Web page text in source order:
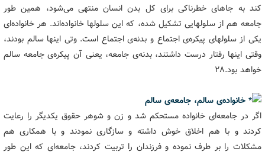
کند به جاهای خطرناکی برای کل بدن انسان منتهی می‌شود، همین طور
جامعه هم از سلولهایی تشکیل شده، که این سلولها خانواده‌اند. هر خانواده‌ای
یکی از سلولهای پیکره‌ی اجتماع و بدنه‌ی اجتماع است. وتی اینها سالم بودند،
وقتی اینها رفتار درست داشتند، بدنه‌ی جامعه، یعنی آن پیکره‌ی جامعه سالم
خواهد بود.۲۸
خانواده‌ی سالم، جامعه‌ی سالم
اگر در جامعه‌ای خانواده مستحکم شد و زن و شوهر حقوق یکدیگر را رعایت
کردند و با هم اخلاق خوش داشته و سازگاری نمودند و با همکاری هم
مشکلات را بر طرف نموده و فرزندان را تربیت کردند، جامعه‌ای که این طور